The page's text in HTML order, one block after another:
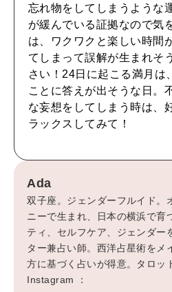
自分を耕す
いい人生っ
2026年9月号「北海道 おいしく
2026年8月号『お茶
2026年7月号「鎌倉 ローカルが 教
MAGAZINE
忘れ物をしてしまうような
が緩んでいる証拠なので気
は、ワクワクと楽しい時間
てしまって誤解が生まれそ
さい！24日に起こる満月は
ことに答えが出そうな日。
な妄想をしてしまう時は、
ラックスしてみて！
Ada
双子座。ジェンダーフルイド。
ニーで生まれ、日本の横浜で育
ティ、セルフケア、ジェンダー
ター兼占い師。西洋占星術をメ
方に基づく占いが得意。タロッ
Instagram ：